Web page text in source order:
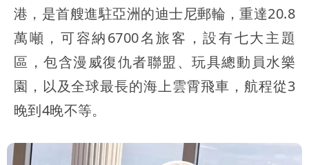
港，是首艘進駐亞洲的迪士尼郵輪，重達20.8
萬噸，可容納6700名旅客，設有七大主題
區，包含漫威復仇者聯盟、玩具總動員水樂
園，以及全球最長的海上雲霄飛車，航程從3
晚到4晚不等。